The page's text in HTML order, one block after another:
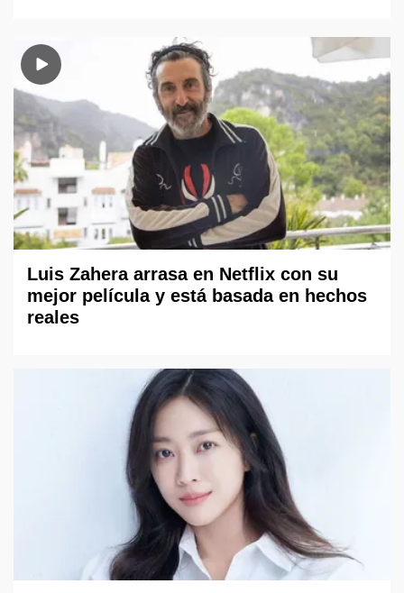
Luis Zahera arrasa en Netflix con su
mejor película y está basada en hechos
reales